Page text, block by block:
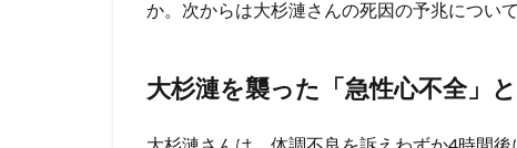
予兆は
1.2
か。次からは大杉漣さんの死因の予兆につい
大杉漣を襲った「急性心不全」